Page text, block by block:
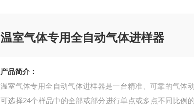
温室气体专用全自动气体进样器
产品简介：
温室气体专用全自动气体进样器是一台精准、可靠的气体
可选择24个样品中的全部或部分进行单点或多点不同比例